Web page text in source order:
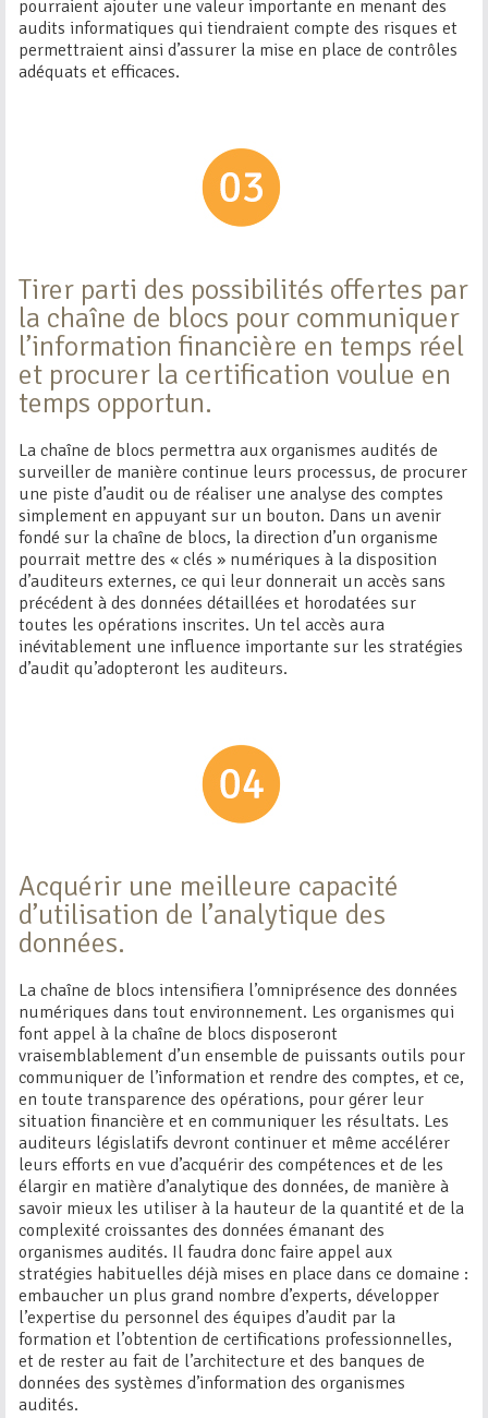
pourraient ajouter une valeur importante en menant des
audits informatiques qui tiendraient compte des risques et
permettraient ainsi d’assurer la mise en place de contrôles
adéquats et efficaces.
Tirer parti des possibilités offertes par
la chaîne de blocs pour communiquer
l’information financière en temps réel
et procurer la certification voulue en
temps opportun.
La chaîne de blocs permettra aux organismes audités de
surveiller de manière continue leurs processus, de procurer
une piste d’audit ou de réaliser une analyse des comptes
simplement en appuyant sur un bouton. Dans un avenir
fondé sur la chaîne de blocs, la direction d’un organisme
pourrait mettre des « clés » numériques à la disposition
d’auditeurs externes, ce qui leur donnerait un accès sans
précédent à des données détaillées et horodatées sur
toutes les opérations inscrites. Un tel accès aura
inévitablement une influence importante sur les stratégies
d’audit qu’adopteront les auditeurs.
Acquérir une meilleure capacité
d’utilisation de l’analytique des
données.
La chaîne de blocs intensifiera l’omniprésence des données
numériques dans tout environnement. Les organismes qui
font appel à la chaîne de blocs disposeront
vraisemblablement d’un ensemble de puissants outils pour
communiquer de l’information et rendre des comptes, et ce,
en toute transparence des opérations, pour gérer leur
situation financière et en communiquer les résultats. Les
auditeurs législatifs devront continuer et même accélérer
leurs efforts en vue d’acquérir des compétences et de les
élargir en matière d’analytique des données, de manière à
savoir mieux les utiliser à la hauteur de la quantité et de la
complexité croissantes des données émanant des
organismes audités. Il faudra donc faire appel aux
stratégies habituelles déjà mises en place dans ce domaine :
embaucher un plus grand nombre d’experts, développer
l’expertise du personnel des équipes d’audit par la
formation et l’obtention de certifications professionnelles,
et de rester au fait de l’architecture et des banques de
données des systèmes d’information des organismes
audités.